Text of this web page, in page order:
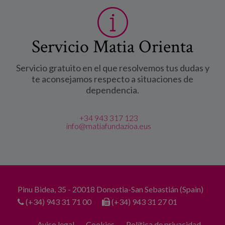
Servicio Matia Orienta
Servicio gratuito en el que resolvemos tus dudas y
te aconsejamos respecto a situaciones de
dependencia.
+34 943 317 123
info@matiafundazioa.eus
Pinu Bidea, 35 - 20018 Donostia-San Sebastián (Spain)
(+34) 943 31 71 00
(+34) 943 31 27 01